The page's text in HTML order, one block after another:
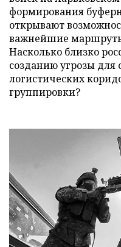
формирования
открывают
важнейшие
Насколько близко
созданию угрозы
логистических
группировки?